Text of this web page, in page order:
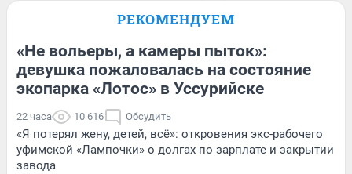
РЕКОМЕНДУЕМ
«Не вольеры, а камеры пыток»:
девушка пожаловалась на состояние
экопарка «Лотос» в Уссурийске
22 часа 10 616 Обсудить
«Я потерял жену, детей, всё»: откровения экс-рабочего
уфимской «Лампочки» о долгах по зарплате и закрытии
завода